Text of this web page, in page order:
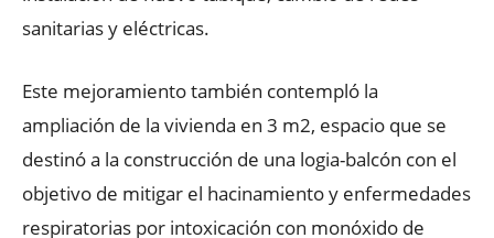
sanitarias y eléctricas.
Este mejoramiento también contempló la
ampliación de la vivienda en 3 m2, espacio que se
destinó a la construcción de una logia-balcón con el
objetivo de mitigar el hacinamiento y enfermedades
respiratorias por intoxicación con monóxido de